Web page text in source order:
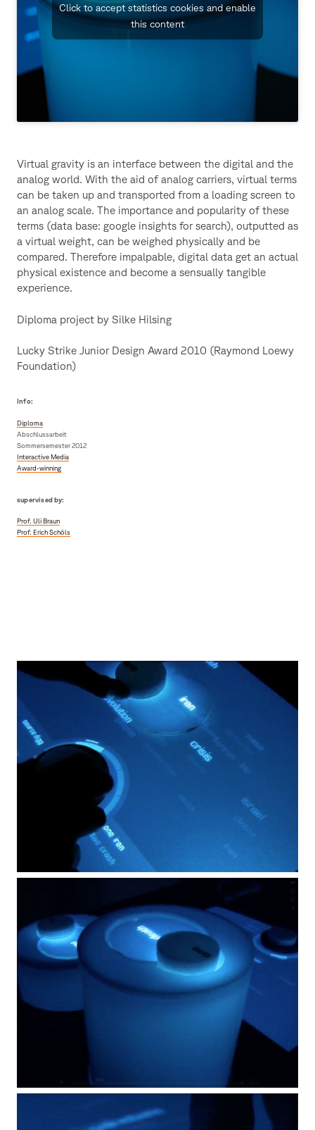
Click to accept statistics cookies and enable
this content
Virtual gravity is an interface between the digital and the
analog world. With the aid of analog carriers, virtual terms
can be taken up and transported from a loading screen to
an analog scale. The importance and popularity of these
terms (data base: google insights for search), outputted as
a virtual weight, can be weighed physically and be
compared. Therefore impalpable, digital data get an actual
physical existence and become a sensually tangible
experience.
Diploma project by Silke Hilsing
Lucky Strike Junior Design Award 2010 (Raymond Loewy
Foundation)
Info:
Diploma
Abschlussarbeit
Sommersemester 2012
Interactive Media
Award-winning
supervised by:
Prof. Uli Braun
Prof. Erich Schöls